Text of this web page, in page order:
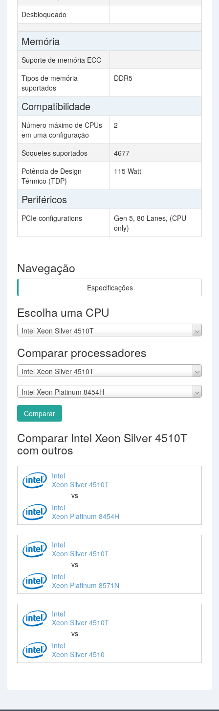
Desbloqueado
Memória
Suporte de memória ECC
Tipos de memória
suportados
DDR5
Compatibilidade
Número máximo de CPUs
em uma configuração
2
Soquetes suportados
4677
Potência de Design
Térmico (TDP)
115 Watt
Periféricos
PCIe configurations
Gen 5, 80 Lanes, (CPU
only)
Navegação
Especificações
Escolha uma CPU
Intel Xeon Silver 4510T
Comparar processadores
Intel Xeon Silver 4510T
Intel Xeon Platinum 8454H
Comparar
Comparar Intel Xeon Silver 4510T
com outros
Intel
Xeon Silver 4510T
vs
Intel
Xeon Platinum 8454H
Intel
Xeon Silver 4510T
vs
Intel
Xeon Platinum 8571N
Intel
Xeon Silver 4510T
vs
Intel
Xeon Silver 4510